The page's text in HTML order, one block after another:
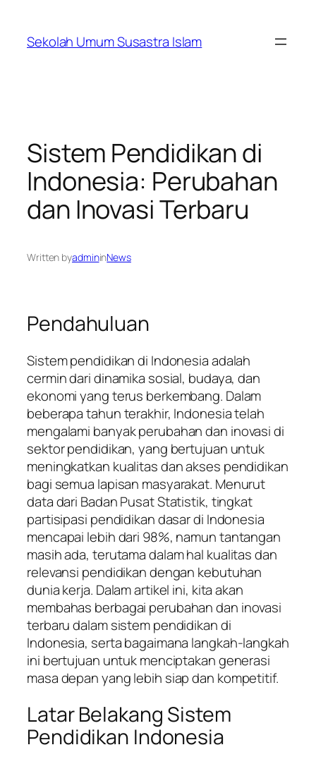
content
Sekolah Umum Susastra Islam
Sistem Pendidikan di
Indonesia: Perubahan
dan Inovasi Terbaru
Written byadmininNews
Pendahuluan
Sistem pendidikan di Indonesia adalah
cermin dari dinamika sosial, budaya, dan
ekonomi yang terus berkembang. Dalam
beberapa tahun terakhir, Indonesia telah
mengalami banyak perubahan dan inovasi di
sektor pendidikan, yang bertujuan untuk
meningkatkan kualitas dan akses pendidikan
bagi semua lapisan masyarakat. Menurut
data dari Badan Pusat Statistik, tingkat
partisipasi pendidikan dasar di Indonesia
mencapai lebih dari 98%, namun tantangan
masih ada, terutama dalam hal kualitas dan
relevansi pendidikan dengan kebutuhan
dunia kerja. Dalam artikel ini, kita akan
membahas berbagai perubahan dan inovasi
terbaru dalam sistem pendidikan di
Indonesia, serta bagaimana langkah-langkah
ini bertujuan untuk menciptakan generasi
masa depan yang lebih siap dan kompetitif.
Latar Belakang Sistem
Pendidikan Indonesia